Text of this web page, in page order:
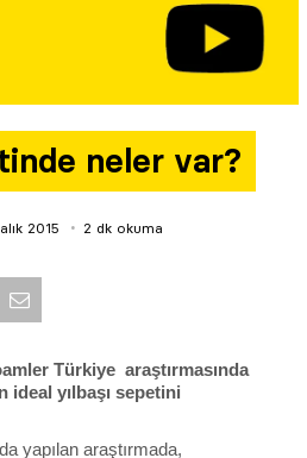
neler var?
2015 2 dk okuma
Türkiye araştırmasında
ideal yılbaşı sepetini
yapılan araştırmada,